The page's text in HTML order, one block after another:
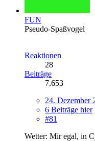
FUN
Pseudo-Spaßvogel
Reaktionen
28
Beiträge
7.653
24. Dezember
6 Beiträge hier
#81
Wetter: Mir egal, in